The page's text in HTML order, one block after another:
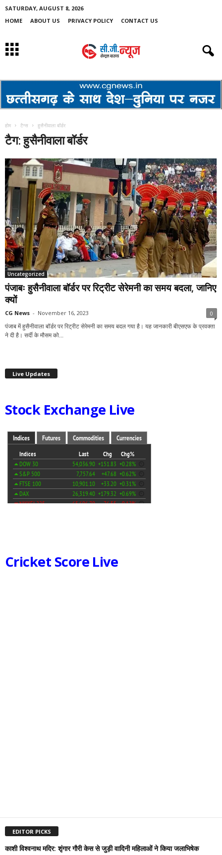
SATURDAY, AUGUST 8, 2026
HOME
ABOUT US PRIVACY POLICY CONTACT US
होम टैग्स हुसैनीवाला बॉर्डर
टैग: हुसैनीवाला बॉर्डर
Uncategorized
पंजाबः हुसैनीवाला बॉर्डर पर रिट्रीट सेरेमनी का समय बदला, जानिए
क्यों
CG News - November 16, 2023 0
पंजाब में हुसैनीवाला बॉर्डर पर रिट्रीट सेरेमनी का समय बदल गया है। यह जानकारी बीएसएफ के प्रवक्ता
ने दी है। सर्दी के मौसम को...
Live Updates
Stock Exchange Live
Cricket Score Live
EDITOR PICKS
काशी विश्वनाथ मदिर: शृंगार गौरी केस से जुड़ी वादिनी महिलाओं ने किया जलाभिषेक